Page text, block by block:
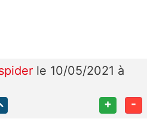
le 10/05/2021 à
+ -